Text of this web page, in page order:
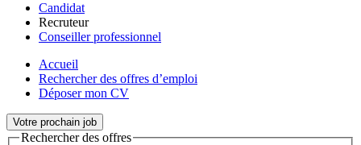
Candidat
Recruteur
Conseiller professionnel
Accueil
Rechercher des offres d’emploi
Déposer mon CV
Votre prochain job
Rechercher des offres